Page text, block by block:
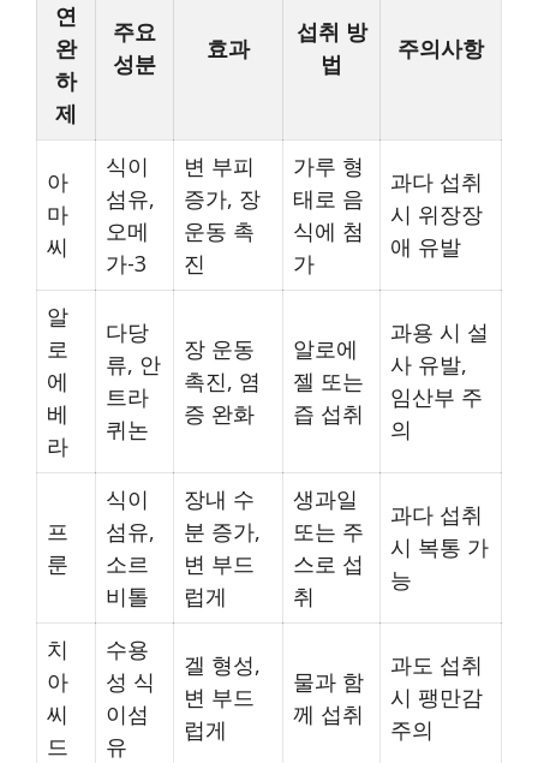
연
완
하
제
주요
성분
효과
섭취 방
법
주의사항
아
마
씨
식이
섬유,
오메
가-3
변 부피
증가, 장
운동 촉
진
가루 형
태로 음
식에 첨
가
과다 섭취
시 위장장
애 유발
알
로
에
베
라
다당
류, 안
트라
퀴논
장 운동
촉진, 염
증 완화
알로에
젤 또는
즙 섭취
과용 시 설
사 유발,
임산부 주
의
프
룬
식이
섬유,
소르
비톨
장내 수
분 증가,
변 부드
럽게
생과일
또는 주
스로 섭
취
과다 섭취
시 복통 가
능
치
아
씨
드
수용
성 식
이섬
유
겔 형성,
변 부드
럽게
물과 함
께 섭취
과도 섭취
시 팽만감
주의